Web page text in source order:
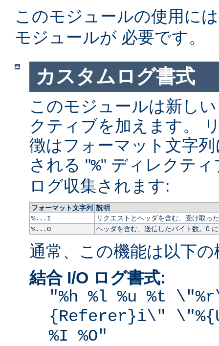
このモジュールの使用に
モジュールが 必要です。
カスタムログ書式
このモジュールは新し
クティブを加えます。
徴はフォーマット文字
される "%" ディレクテ
ログ収集されます:
フォーマット文字列
説明
%...I
リクエストとヘッダを含む、受け取っ
%...O
ヘッダを含む、送信したバイト数。0
通常、この機能は以下
結合 I/O ログ書式:
"%h %l %u %t
{Referer}i\"
%I %O"